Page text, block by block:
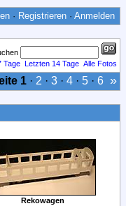
· Registrieren · Anmelden
Tage Letzten 14 Tage Alle Fotos
1 · 2 · 3 · 4 · 5 · 6 »
Rekowagen